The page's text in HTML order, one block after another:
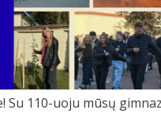
Su 110-uoju mūsų